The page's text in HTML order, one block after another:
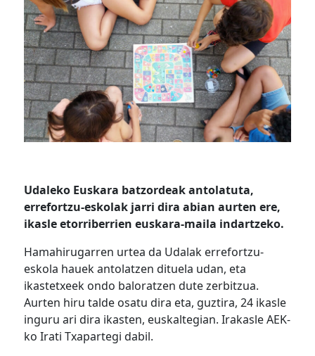
Udaleko Euskara batzordeak antolatuta,
errefortzu-eskolak jarri dira abian aurten ere,
ikasle etorriberrien euskara-maila indartzeko.
Hamahirugarren urtea da Udalak errefortzu-
eskola hauek antolatzen dituela udan, eta
ikastetxeek ondo baloratzen dute zerbitzua.
Aurten hiru talde osatu dira eta, guztira, 24 ikasle
inguru ari dira ikasten, euskaltegian. Irakasle AEK-
ko Irati Txapartegi dabil.